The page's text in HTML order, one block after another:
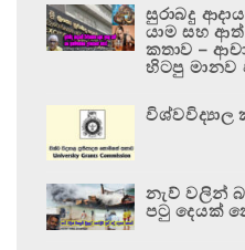
සුරාබදු
යාම සහ
කතාව –
හිටපු මානව
නැව් වලින්
පටු දෙයක්